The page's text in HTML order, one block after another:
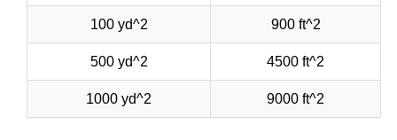
100 yd^2 900 ft^2
500 yd^2 4500 ft^2
1000 yd^2 9000 ft^2